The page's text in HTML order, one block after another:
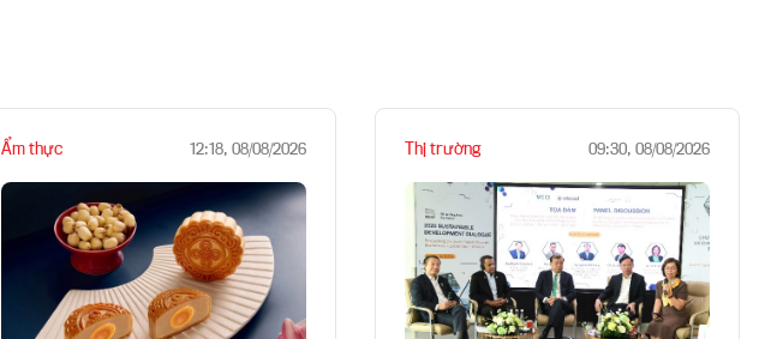
Ẩm thực 12:18, 08/08/2026 Thị trường 09:30, 08/08/2026